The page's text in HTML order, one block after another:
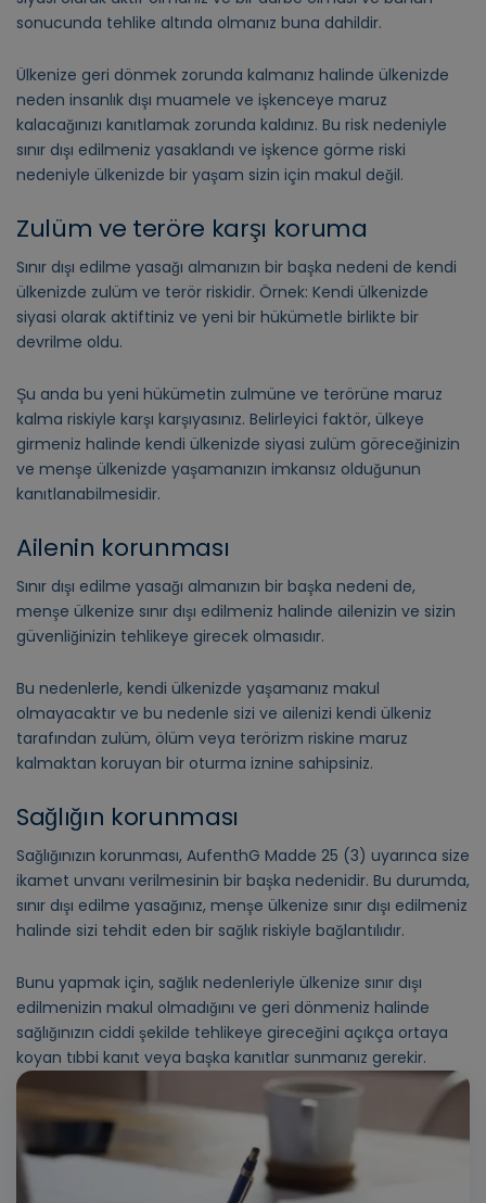
sonucunda tehlike altında olmanız buna dahildir.
Ülkenize geri dönmek zorunda kalmanız halinde ülkenizde
neden insanlık dışı muamele ve işkenceye maruz
kalacağınızı kanıtlamak zorunda kaldınız. Bu risk nedeniyle
sınır dışı edilmeniz yasaklandı ve işkence görme riski
nedeniyle ülkenizde bir yaşam sizin için makul değil.
Zulüm ve teröre karşı koruma
Sınır dışı edilme yasağı almanızın bir başka nedeni de kendi
ülkenizde zulüm ve terör riskidir. Örnek: Kendi ülkenizde
siyasi olarak aktiftiniz ve yeni bir hükümetle birlikte bir
devrilme oldu.
Şu anda bu yeni hükümetin zulmüne ve terörüne maruz
kalma riskiyle karşı karşıyasınız. Belirleyici faktör, ülkeye
girmeniz halinde kendi ülkenizde siyasi zulüm göreceğinizin
ve menşe ülkenizde yaşamanızın imkansız olduğunun
kanıtlanabilmesidir.
Ailenin korunması
Sınır dışı edilme yasağı almanızın bir başka nedeni de,
menşe ülkenize sınır dışı edilmeniz halinde ailenizin ve sizin
güvenliğinizin tehlikeye girecek olmasıdır.
Bu nedenlerle, kendi ülkenizde yaşamanız makul
olmayacaktır ve bu nedenle sizi ve ailenizi kendi ülkeniz
tarafından zulüm, ölüm veya terörizm riskine maruz
kalmaktan koruyan bir oturma iznine sahipsiniz.
Sağlığın korunması
Sağlığınızın korunması, AufenthG Madde 25 (3) uyarınca size
ikamet unvanı verilmesinin bir başka nedenidir. Bu durumda,
sınır dışı edilme yasağınız, menşe ülkenize sınır dışı edilmeniz
halinde sizi tehdit eden bir sağlık riskiyle bağlantılıdır.
Bunu yapmak için, sağlık nedenleriyle ülkenize sınır dışı
edilmenizin makul olmadığını ve geri dönmeniz halinde
sağlığınızın ciddi şekilde tehlikeye gireceğini açıkça ortaya
koyan tıbbi kanıt veya başka kanıtlar sunmanız gerekir.